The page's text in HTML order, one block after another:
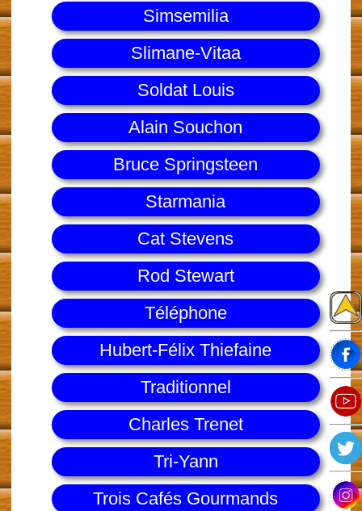
Simsemilia
Slimane-Vitaa
Soldat Louis
Alain Souchon
Bruce Springsteen
Starmania
Cat Stevens
Rod Stewart
Téléphone
Hubert-Félix Thiefaine
Traditionnel
Charles Trenet
Tri-Yann
Trois Cafés Gourmands